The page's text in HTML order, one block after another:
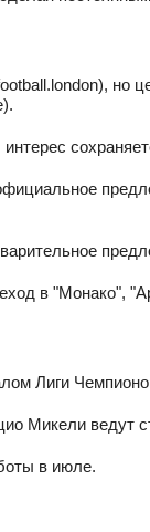
но
интерес
в "Монако",
Лиги
Микели ведут
в июле.